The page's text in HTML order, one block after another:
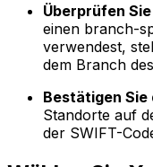
Überprüfen
einen branch-
verwendest,
dem Branch
Bestätigen Sie
Standorte auf
der SWIFT-